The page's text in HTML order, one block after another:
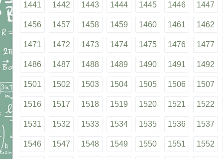
1441 1442 1443 1444 1445 1446 1447
1456 1457 1458 1459 1460 1461 1462
1471 1472 1473 1474 1475 1476 1477
1486 1487 1488 1489 1490 1491 1492
1501 1502 1503 1504 1505 1506 1507
1516 1517 1518 1519 1520 1521 1522
1531 1532 1533 1534 1535 1536 1537
1546 1547 1548 1549 1550 1551 1552